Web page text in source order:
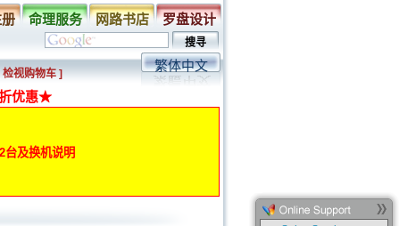
命理服务 网路书店 罗盘设计
检视购物车 ]
繁体中文
优惠★
及换机说明